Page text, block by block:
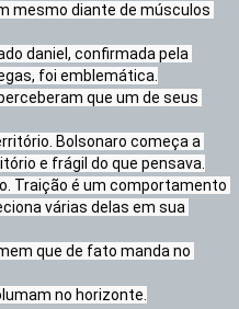
mesmo diante de músculos
daniel, confirmada pela
foi emblemática.
que um de seus
Bolsonaro começa a
e frágil do que pensava.
Traição é um comportamento
várias delas em sua
que de fato manda no
no horizonte.